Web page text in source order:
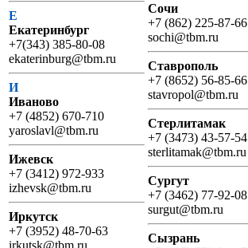
Е
Екатеринбург
+7(343) 385-80-08
ekaterinburg@tbm.ru
И
Иваново
+7 (4852) 670-710
yaroslavl@tbm.ru
Ижевск
+7 (3412) 972-933
izhevsk@tbm.ru
Иркутск
+7 (3952) 48-70-63
irkutsk@tbm.ru
Сочи
+7 (862) 225-87-66
sochi@tbm.ru
Ставрополь
+7 (8652) 56-85-66
stavropol@tbm.ru
Стерлитамак
+7 (3473) 43-57-54
sterlitamak@tbm.ru
Сургут
+7 (3462) 77-92-08
surgut@tbm.ru
Сызрань